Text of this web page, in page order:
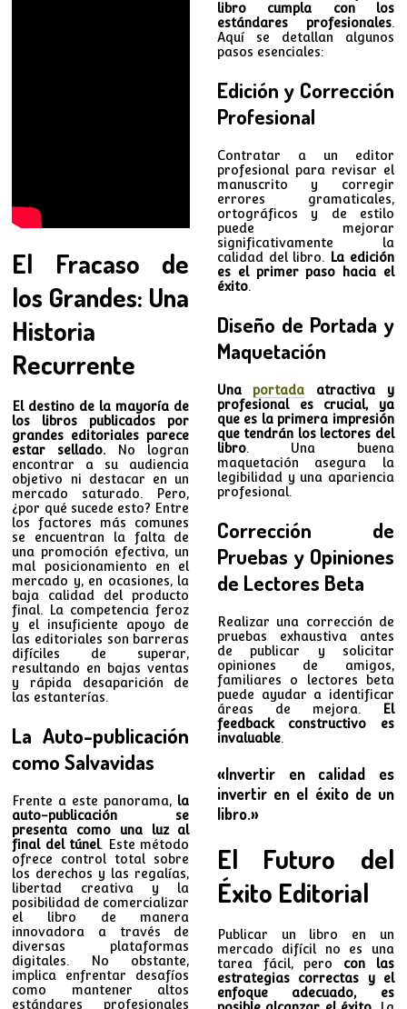
El Fracaso de
los Grandes: Una
Historia
Recurrente
El destino de la mayoría de
los libros publicados por
grandes editoriales parece
estar sellado. No logran
encontrar a su audiencia
objetivo ni destacar en un
mercado saturado. Pero,
¿por qué sucede esto? Entre
los factores más comunes
se encuentran la falta de
una promoción efectiva, un
mal posicionamiento en el
mercado y, en ocasiones, la
baja calidad del producto
final. La competencia feroz
y el insuficiente apoyo de
las editoriales son barreras
difíciles de superar,
resultando en bajas ventas
y rápida desaparición de
las estanterías.
La Auto-publicación
como Salvavidas
Frente a este panorama, la
auto-publicación se
presenta como una luz al
final del túnel. Este método
ofrece control total sobre
los derechos y las regalías,
libertad creativa y la
posibilidad de comercializar
el libro de manera
innovadora a través de
diversas plataformas
digitales. No obstante,
implica enfrentar desafíos
como mantener altos
estándares profesionales
libro cumpla con los
estándares profesionales.
Aquí se detallan algunos
pasos esenciales:
Edición y Corrección
Profesional
Contratar a un editor
profesional para revisar el
manuscrito y corregir
errores gramaticales,
ortográficos y de estilo
puede mejorar
significativamente la
calidad del libro.
La edición
es el primer paso hacia el
éxito.
Diseño de Portada y
Maquetación
Una portadaatractiva y
profesional es crucial, ya
que es la primera impresión
que tendrán los lectores del
libro. Una buena
maquetación asegura la
legibilidad y una apariencia
profesional.
Corrección de
Pruebas y Opiniones
de Lectores Beta
Realizar una corrección de
pruebas exhaustiva antes
de publicar y solicitar
opiniones de amigos,
familiares o lectores beta
puede ayudar a identificar
áreas de mejora.
El
feedback constructivo es
invaluable.
«Invertir en calidad es
invertir en el éxito de un
libro.»
El Futuro del
Éxito Editorial
Publicar un libro en un
mercado difícil no es una
tarea fácil, pero con las
estrategias correctas y el
enfoque adecuado, es